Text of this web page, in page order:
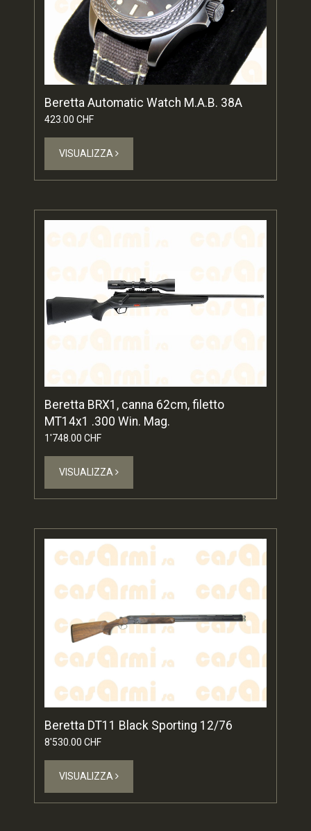
Beretta Automatic Watch M.A.B. 38A
423.00 CHF
VISUALIZZA
Beretta BRX1, canna 62cm, filetto
MT14x1 .300 Win. Mag.
1'748.00 CHF
VISUALIZZA
Beretta DT11 Black Sporting 12/76
8'530.00 CHF
VISUALIZZA